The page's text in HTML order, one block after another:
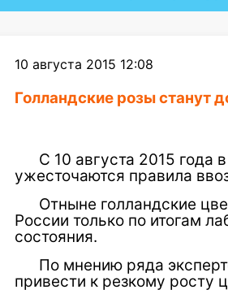
10 августа 2015 12:08
Голландские розы станут
С 10 августа 2015 года
ужесточаются правила
Отныне голландские
России только по итогам
состояния.
По мнению ряда
привести к резкому росту